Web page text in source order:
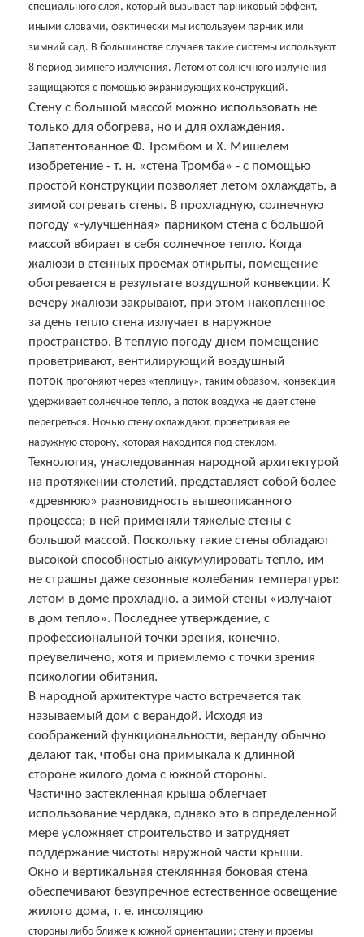
специального слоя, который вызывает парниковый эффект,
иными словами, фактически мы используем парник или
зимний сад. В большинстве случаев такие системы используют
8 период зимнего излучения. Летом от солнечного излучения
защищаются с помощью экранирующих конструкций.
Стену с большой массой можно использовать не
только для обогрева, но и для охлаждения.
Запатентованное Ф. Тромбом и X. Мишелем
изобретение - т. н. «стена Тромба» - с помощью
простой конструкции позволяет летом охлаждать, а
зимой согревать стены. В прохладную, солнечную
погоду «-улучшенная» парником стена с большой
массой вбирает в себя солнечное тепло. Когда
жалюзи в стенных проемах открыты, помещение
обогревается в результате воздушной конвекции. К
вечеру жалюзи закрывают, при этом накопленное
за день тепло стена излучает в наружное
пространство. В теплую погоду днем помещение
проветривают, вентилирующий воздушный
поток прогоняют через «теплицу», таким образом, конвекция
удерживает солнечное тепло, а поток воздуха не дает стене
перегреться. Ночью стену охлаждают, проветривая ее
наружную сторону, которая находится под стеклом.
Технология, унаследованная народной архитектурой
на протяжении столетий, представляет собой более
«древнюю» разновидность вышеописанного
процесса; в ней применяли тяжелые стены с
большой массой. Поскольку такие стены обладают
высокой способностью аккумулировать тепло, им
не страшны даже сезонные колебания температуры:
летом в доме прохладно. а зимой стены «излучают
в дом тепло». Последнее утверждение, с
профессиональной точки зрения, конечно,
преувеличено, хотя и приемлемо с точки зрения
психологии обитания.
В народной архитектуре часто встречается так
называемый дом с верандой. Исходя из
соображений функциональности, веранду обычно
делают так, чтобы она примыкала к длинной
стороне жилого дома с южной стороны.
Частично застекленная крыша облегчает
использование чердака, однако это в определенной
мере усложняет строительство и затрудняет
поддержание чистоты наружной части крыши.
Окно и вертикальная стеклянная боковая стена
обеспечивают безупречное естественное освещение
жилого дома, т. е. инсоляцию
стороны либо ближе к южной ориентации; стену и проемы